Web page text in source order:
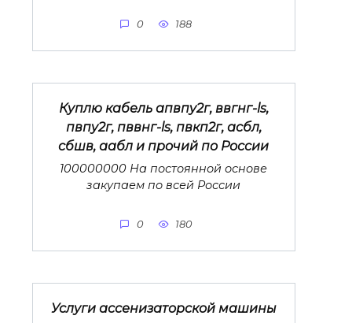
0 188
Куплю кабель апвпу2г, ввгнг-ls,
пвпу2г, пввнг-ls, пвкп2г, асбл,
сбшв, аабл и прочий по России
100000000 На постоянной основе
закупаем по всей России
0 180
Услуги ассенизаторской машины